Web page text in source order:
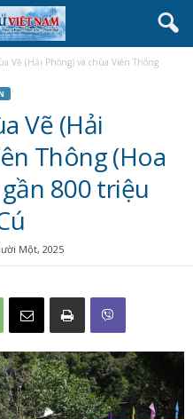
Vẽ (Hải Phòng) và chùa Viên Thông
Vẽ (Hải
Thông (Hoa
800 triệu
Một, 2025